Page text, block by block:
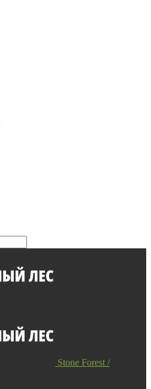
Stone Forest /